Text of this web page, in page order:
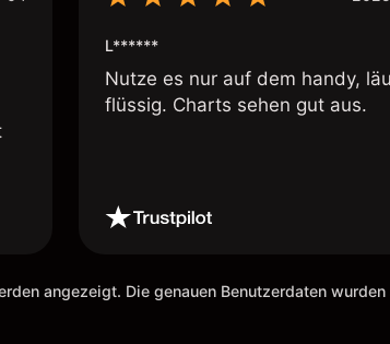
L******
Nutze es nur auf dem handy,
flüssig. Charts sehen gut aus.
angezeigt. Die genauen Benutzerdaten